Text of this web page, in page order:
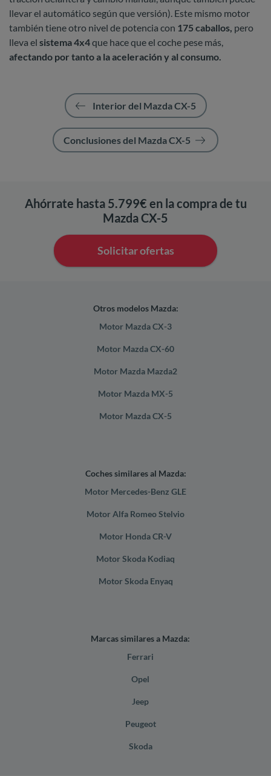
llevar el automático según que versión). Este mismo motor
también tiene otro nivel de potencia con 175 caballos, pero
lleva el sistema 4x4que hace que el coche pese más,
afectando por tanto a la aceleración y al consumo.
Interior del Mazda CX-5
Conclusiones del Mazda CX-5
Ahórrate hasta 5.799€ en la compra de tu
Mazda CX-5
Solicitar ofertas
Otros modelos Mazda:
Motor Mazda CX-3
Motor Mazda CX-60
Motor Mazda Mazda2
Motor Mazda MX-5
Motor Mazda CX-5
Coches similares al Mazda:
Motor Mercedes-Benz GLE
Motor Alfa Romeo Stelvio
Motor Honda CR-V
Motor Skoda Kodiaq
Motor Skoda Enyaq
Marcas similares a Mazda:
Ferrari
Opel
Jeep
Peugeot
Skoda